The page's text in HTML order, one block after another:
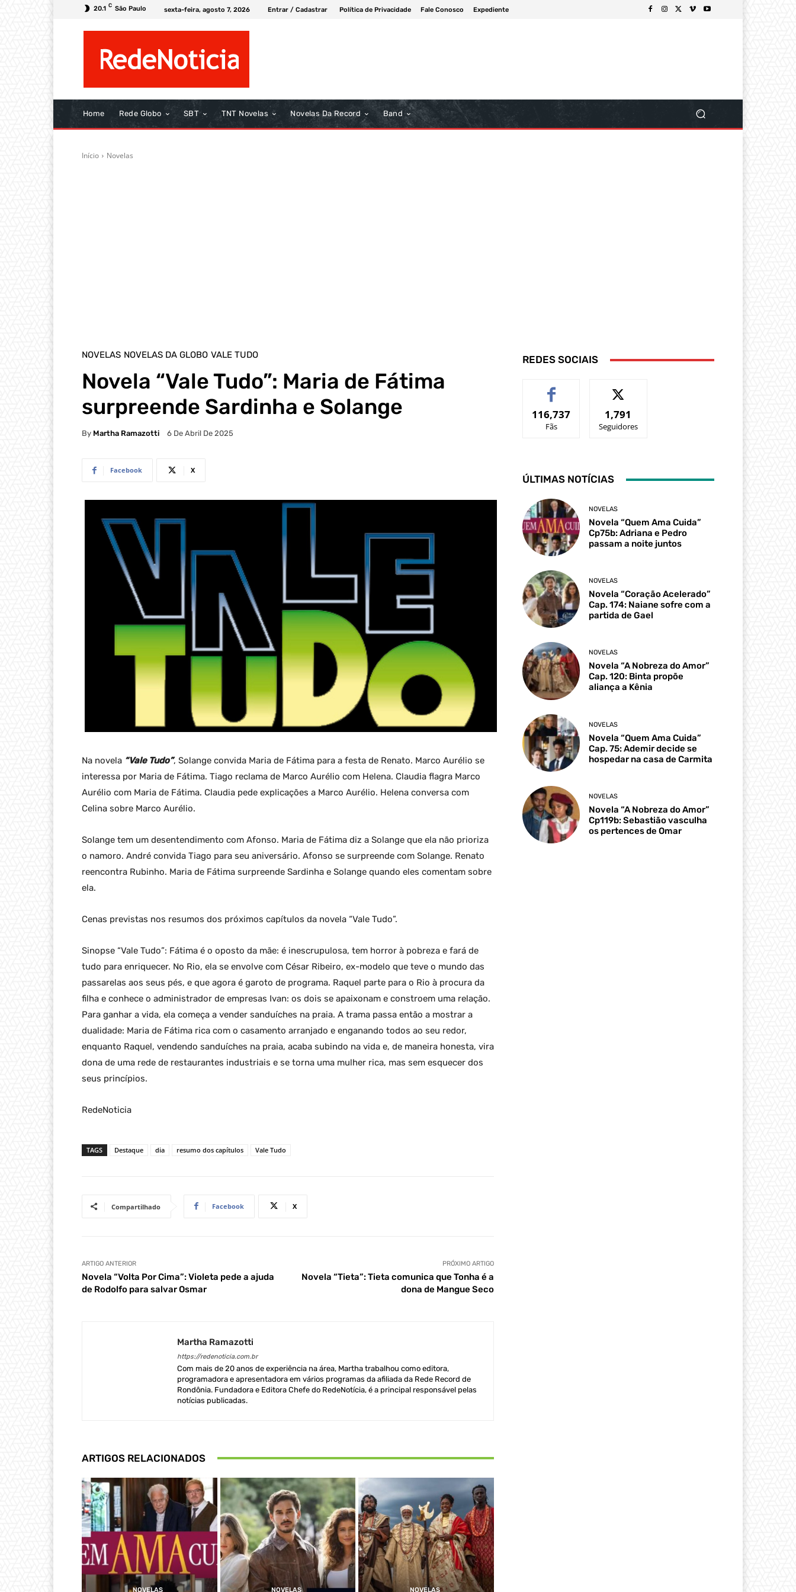
20.1 C São Paulo sexta-feira, agosto 7, 2026 Entrar / Cadastrar Política de Privacidade Fale Conosco Expediente
Home Rede Globo SBT TNT Novelas Novelas Da Record Band
Início Novelas
NOVELAS NOVELAS DA GLOBO VALE TUDO
Novela “Vale Tudo”: Maria de Fátima
surpreende Sardinha e Solange
By Martha Ramazotti 6 De Abril De 2025
Facebook X
Na novela “Vale Tudo”, Solange convida Maria de Fátima para a festa de Renato. Marco Aurélio se
interessa por Maria de Fátima. Tiago reclama de Marco Aurélio com Helena. Claudia flagra Marco
Aurélio com Maria de Fátima. Claudia pede explicações a Marco Aurélio. Helena conversa com
Celina sobre Marco Aurélio.
Solange tem um desentendimento com Afonso. Maria de Fátima diz a Solange que ela não prioriza
o namoro. André convida Tiago para seu aniversário. Afonso se surpreende com Solange. Renato
reencontra Rubinho. Maria de Fátima surpreende Sardinha e Solange quando eles comentam sobre
ela.
Cenas previstas nos resumos dos próximos capítulos da novela “Vale Tudo”.
Sinopse “Vale Tudo”: Fátima é o oposto da mãe: é inescrupulosa, tem horror à pobreza e fará de
tudo para enriquecer. No Rio, ela se envolve com César Ribeiro, ex-modelo que teve o mundo das
passarelas aos seus pés, e que agora é garoto de programa. Raquel parte para o Rio à procura da
filha e conhece o administrador de empresas Ivan: os dois se apaixonam e constroem uma relação.
Para ganhar a vida, ela começa a vender sanduíches na praia. A trama passa então a mostrar a
dualidade: Maria de Fátima rica com o casamento arranjado e enganando todos ao seu redor,
enquanto Raquel, vendendo sanduíches na praia, acaba subindo na vida e, de maneira honesta, vira
dona de uma rede de restaurantes industriais e se torna uma mulher rica, mas sem esquecer dos
seus princípios.
RedeNoticia
TAGS Destaque dia resumo dos capítulos Vale Tudo
Compartilhado Facebook X
ARTIGO ANTERIOR
Novela “Volta Por Cima”: Violeta pede a ajuda
de Rodolfo para salvar Osmar
PRÓXIMO ARTIGO
Novela “Tieta”: Tieta comunica que Tonha é a
dona de Mangue Seco
Martha Ramazotti
https://redenoticia.com.br
Com mais de 20 anos de experiência na área, Martha trabalhou como editora,
programadora e apresentadora em vários programas da afiliada da Rede Record de
Rondônia. Fundadora e Editora Chefe do RedeNotícia, é a principal responsável pelas
notícias publicadas.
ARTIGOS RELACIONADOS
NOVELAS NOVELAS NOVELAS
REDES SOCIAIS
116,737
Fãs
1,791
Seguidores
ÚLTIMAS NOTÍCIAS
NOVELAS
Novela “Quem Ama Cuida”
Cp75b: Adriana e Pedro
passam a noite juntos
NOVELAS
Novela “Coração Acelerado”
Cap. 174: Naiane sofre com a
partida de Gael
NOVELAS
Novela “A Nobreza do Amor”
Cap. 120: Binta propõe
aliança a Kênia
NOVELAS
Novela “Quem Ama Cuida”
Cap. 75: Ademir decide se
hospedar na casa de Carmita
NOVELAS
Novela “A Nobreza do Amor”
Cp119b: Sebastião vasculha
os pertences de Omar